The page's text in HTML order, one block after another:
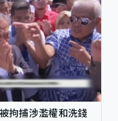
拘捕涉濫權和洗錢